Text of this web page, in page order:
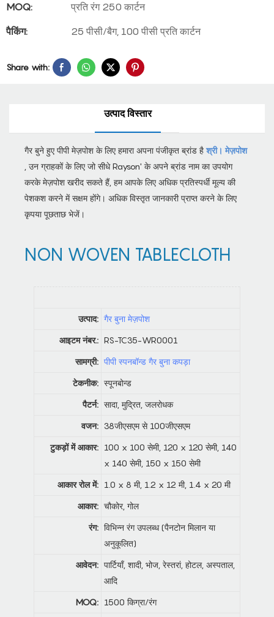
MOQ:
प्रति रंग 250 कार्टन
पैकिंग:
25 पीसी/बैग, 100 पीसी प्रति कार्टन
Share with:
उत्पाद विस्तार
गैर बुने हुए पीपी मेज़पोश के लिए हमारा अपना पंजीकृत ब्रांड है श्री। मेज़पोश
, उन ग्राहकों के लिए जो सीधे Rayson' के अपने ब्रांड नाम का उपयोग
करके मेज़पोश खरीद सकते हैं, हम आपके लिए अधिक प्रतिस्पर्धी मूल्य की
पेशकश करने में सक्षम होंगे। अधिक विस्तृत जानकारी प्राप्त करने के लिए
कृपया पूछताछ भेजें।
NON WOVEN TABLECLOTH
उत्पाद: गैर बुना मेज़पोश
आइटम नंबर.: RS-TC35-WR0001
सामग्री: पीपी स्पनबॉन्ड गैर बुना कपड़ा
टेकनीक: स्पूनबोन्ड
पैटर्न: सादा, मुद्रित, जलरोधक
वजन: 38जीएसएम से 100जीएसएम
टुकड़ों में आकार: 100 x 100 सेमी, 120 x 120 सेमी, 140
x 140 सेमी, 150 x 150 सेमी
आकार रोल में: 1.0 x 8 मी, 1.2 x 12 मी, 1.4 x 20 मी
आकार: चौकोर, गोल
रंग: विभिन्न रंग उपलब्ध (पैनटोन मिलान या
अनुकूलित)
आवेदन: पार्टियाँ, शादी, भोज, रेस्तरां, होटल, अस्पताल,
आदि
MOQ: 1500 किग्रा/रंग